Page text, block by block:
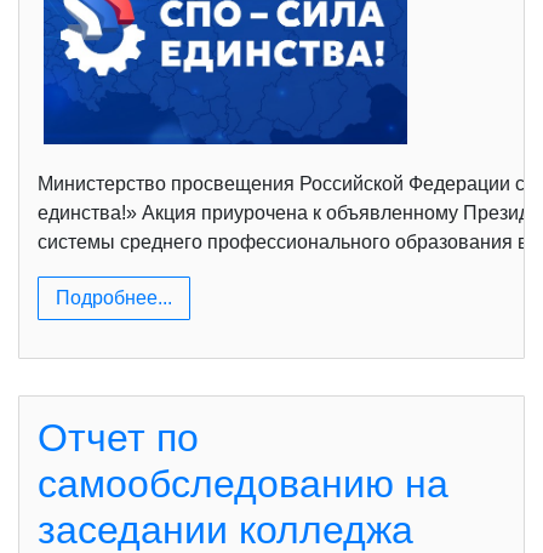
Министерство просвещения Российской Федерации
единства!» Акция приурочена к объявленному
системы среднего профессионального образования в
Подробнее...
Отчет по
самообследованию на
заседании колледжа